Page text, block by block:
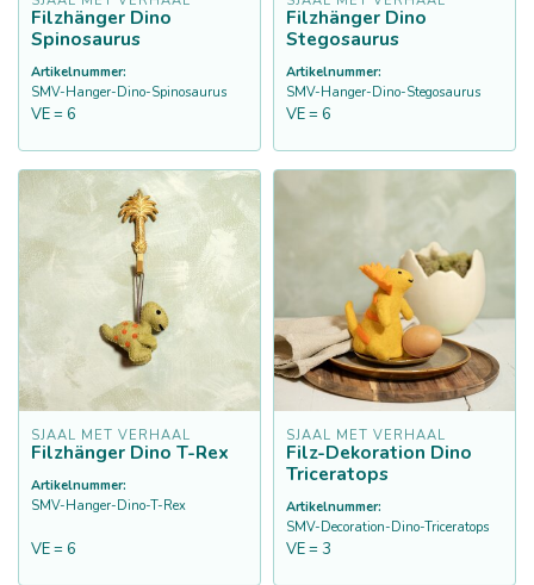
Filzhänger Dino
Spinosaurus
Artikelnummer:
SMV-Hanger-Dino-Spinosaurus
VE = 6
Filzhänger Dino
Stegosaurus
Artikelnummer:
SMV-Hanger-Dino-Stegosaurus
VE = 6
SJAAL MET VERHAAL
Filzhänger Dino T-Rex
Artikelnummer:
SMV-Hanger-Dino-T-Rex
VE = 6
SJAAL MET VERHAAL
Filz-Dekoration Dino
Triceratops
Artikelnummer:
SMV-Decoration-Dino-Triceratops
VE = 3